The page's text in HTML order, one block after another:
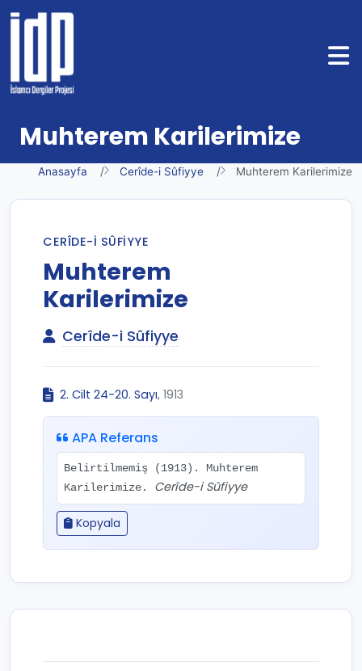
Muhterem Karilerimize
Anasayfa Cerîde-i Sûfiyye Muhterem Karilerimize
CERÎDE-I SÛFIYYE
Muhterem
Karilerimize
Cerîde-i Sûfiyye
2. Cilt 24-20. Sayı, 1913
APA Referans
Belirtilmemiş (1913). Muhterem
Karilerimize. Cerîde-i Sûfiyye
Kopyala